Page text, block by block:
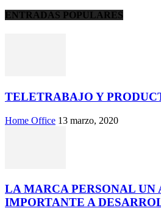
ENTRADAS POPULARES
TELETRABAJO Y
Home Office 13 marzo, 2020
LA MARCA PERSONAL UN
IMPORTANTE A